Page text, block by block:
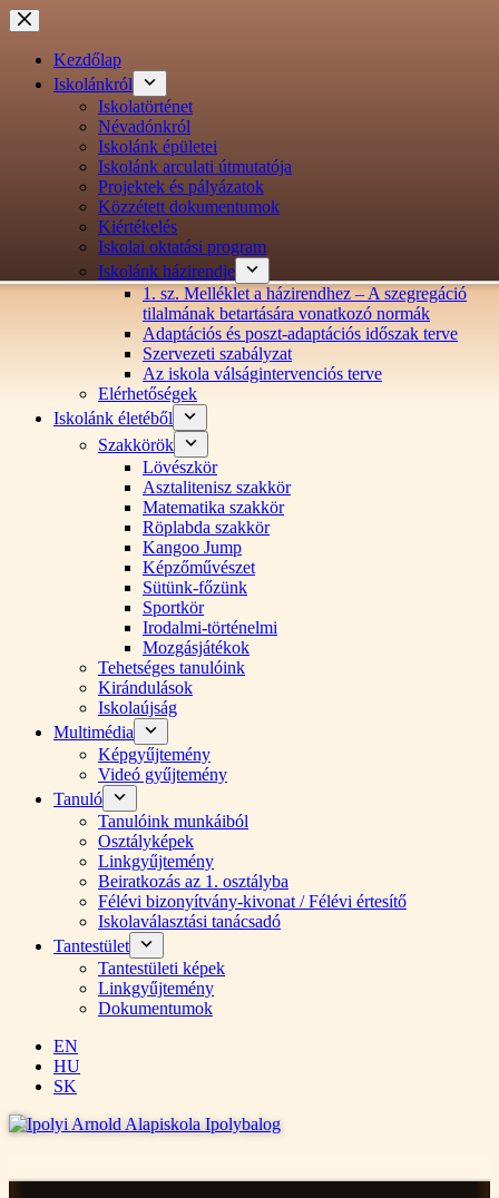
Ugrás
a
tartalomraKezdőlap
Iskolánkról
Iskolatörténet
Névadónkról
Iskolánk épületei
Iskolánk arculati útmutatója
Projektek és pályázatok
Közzétett dokumentumok
Kiértékelés
Iskolai oktatási program
Iskolánk házirendje
1. sz. Melléklet a házirendhez – A szegregáció
tilalmának betartására vonatkozó normák
Adaptációs és poszt-adaptációs időszak terve
Szervezeti szabályzat
Az iskola válságintervenciós terve
Elérhetőségek
Iskolánk életéből
Szakkörök
Lövészkör
Asztalitenisz szakkör
Matematika szakkör
Röplabda szakkör
Kangoo Jump
Képzőművészet
Sütünk-főzünk
Sportkör
Irodalmi-történelmi
Mozgásjátékok
Tehetséges tanulóink
Kirándulások
Iskolaújság
Multimédia
Képgyűjtemény
Videó gyűjtemény
Tanuló
Tanulóink munkáiból
Osztályképek
Linkgyűjtemény
Beiratkozás az 1. osztályba
Félévi bizonyítvány-kivonat / Félévi értesítő
Iskolaválasztási tanácsadó
Tantestület
Tantestületi képek
Linkgyűjtemény
Dokumentumok
EN
HU
SK